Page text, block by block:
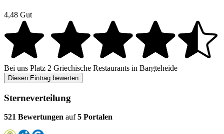
4,48 Gut
Bei uns Platz 2 Griechische Restaurants in Bargteheide
Diesen Eintrag bewerten
Sterneverteilung
521 Bewertungen auf5 Portalen